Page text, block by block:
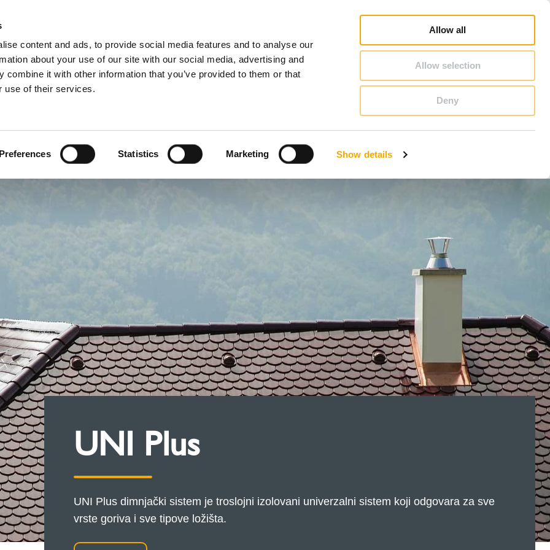
content and ads, to provide social media features and to analyse our
about your use of our site with our social media, advertising and
combine it with other information that you’ve provided to them or that
use of their services.
Preferences Statistics Marketing Show details
Allow all
Allow selection
Deny
Danska
Estonija
Za profesionalce
UNI Plus
UNI Plus dimnjački sistem je troslojni izolovani univerzalni sistem koji odgovara za sve
vrste goriva i sve tipove ložišta.